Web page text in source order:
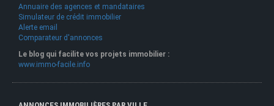
Annuaire des agences et mandataires
Simulateur de crédit immobilier
Alerte email
Comparateur d'annonces
Le blog qui facilite vos projets immobilier :
www.immo-facile.info